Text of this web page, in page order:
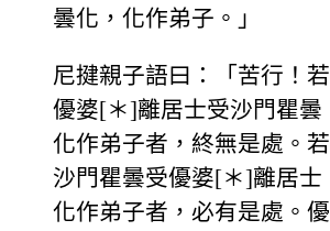
曇化，化作弟子。」
尼揵親子語曰：「苦行！若
優婆[＊]離居士受沙門瞿曇
化作弟子者，終無是處。若
沙門瞿曇受優婆[＊]離居士
化作弟子者，必有是處。優